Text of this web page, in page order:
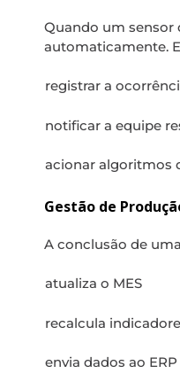
Quando um sensor
automaticamente.
registrar a
notificar a equipe
acionar algoritmos
Gestão de
A conclusão de
atualiza o MES
recalcula
envia dados ao